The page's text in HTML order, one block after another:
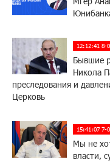
12:12:41 8-
Бывшие
Никола
преследования и
Церковь
15:41:07 7-
Мы не
власти,